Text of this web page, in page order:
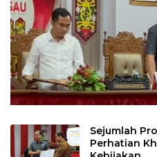
Sejumlah
Perhatian